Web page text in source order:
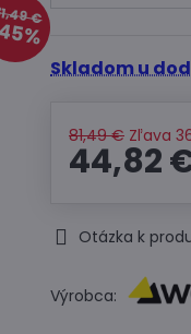
€
Skladom u
81,49 € Zľava
44,82
Otázka k
Výrobca: